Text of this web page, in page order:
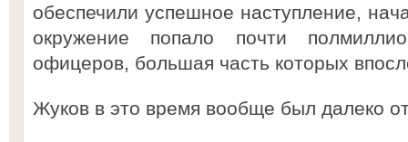
обеспечили успешное наступление,
окружение попало почти
офицеров, большая часть которых
Жуков в это время вообще был далеко